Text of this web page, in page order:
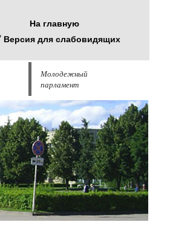
На главную
Версия для слабовидящих
Молодежный
парламент